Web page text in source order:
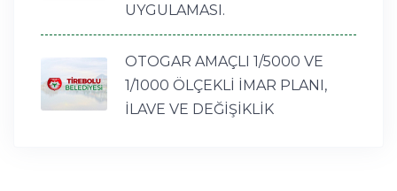
UYGULAMASI.
OTOGAR AMAÇLI 1/5000 VE
1/1000 ÖLÇEKLİ İMAR PLANI,
İLAVE VE DEĞİŞİKLİK